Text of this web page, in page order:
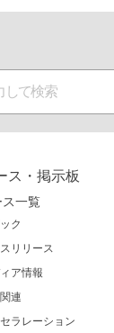
ス・掲示板
ス一覧
ク
リリース
ア情報
連
ラレーション